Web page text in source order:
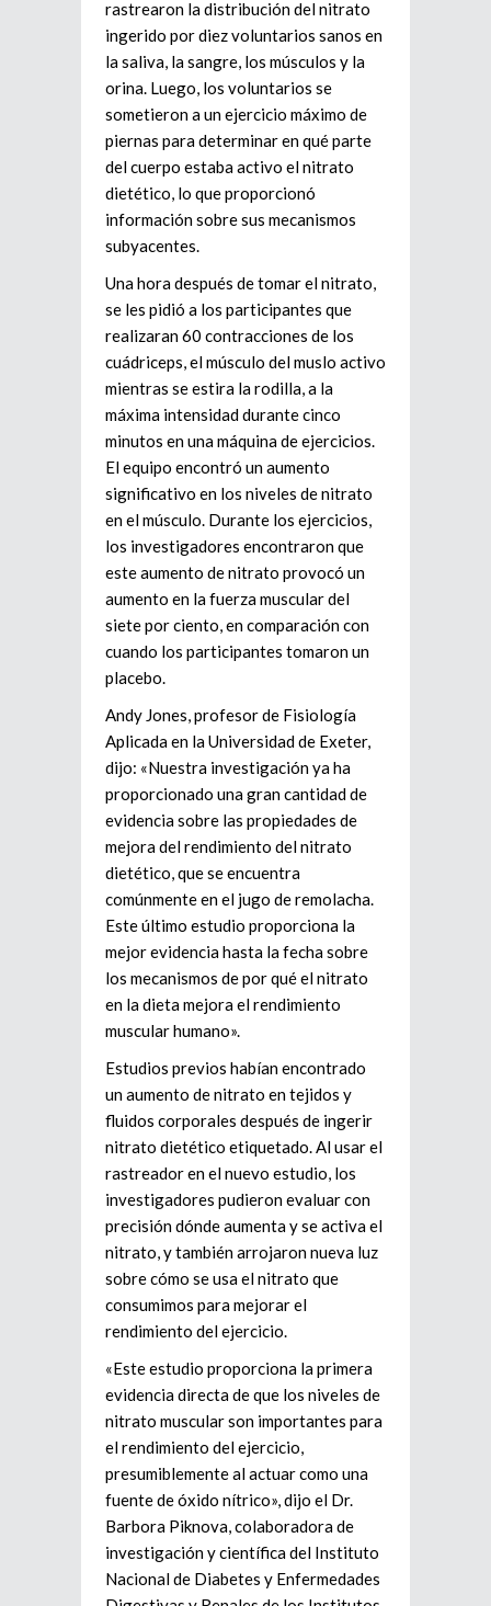
rastrearon la distribución del nitrato
ingerido por diez voluntarios sanos en
la saliva, la sangre, los músculos y la
orina. Luego, los voluntarios se
sometieron a un ejercicio máximo de
piernas para determinar en qué parte
del cuerpo estaba activo el nitrato
dietético, lo que proporcionó
información sobre sus mecanismos
subyacentes.
Una hora después de tomar el nitrato,
se les pidió a los participantes que
realizaran 60 contracciones de los
cuádriceps, el músculo del muslo activo
mientras se estira la rodilla, a la
máxima intensidad durante cinco
minutos en una máquina de ejercicios.
El equipo encontró un aumento
significativo en los niveles de nitrato
en el músculo. Durante los ejercicios,
los investigadores encontraron que
este aumento de nitrato provocó un
aumento en la fuerza muscular del
siete por ciento, en comparación con
cuando los participantes tomaron un
placebo.
Andy Jones, profesor de Fisiología
Aplicada en la Universidad de Exeter,
dijo: «Nuestra investigación ya ha
proporcionado una gran cantidad de
evidencia sobre las propiedades de
mejora del rendimiento del nitrato
dietético, que se encuentra
comúnmente en el jugo de remolacha.
Este último estudio proporciona la
mejor evidencia hasta la fecha sobre
los mecanismos de por qué el nitrato
en la dieta mejora el rendimiento
muscular humano».
Estudios previos habían encontrado
un aumento de nitrato en tejidos y
fluidos corporales después de ingerir
nitrato dietético etiquetado. Al usar el
rastreador en el nuevo estudio, los
investigadores pudieron evaluar con
precisión dónde aumenta y se activa el
nitrato, y también arrojaron nueva luz
sobre cómo se usa el nitrato que
consumimos para mejorar el
rendimiento del ejercicio.
«Este estudio proporciona la primera
evidencia directa de que los niveles de
nitrato muscular son importantes para
el rendimiento del ejercicio,
presumiblemente al actuar como una
fuente de óxido nítrico», dijo el Dr.
Barbora Piknova, colaboradora de
investigación y científica del Instituto
Nacional de Diabetes y Enfermedades